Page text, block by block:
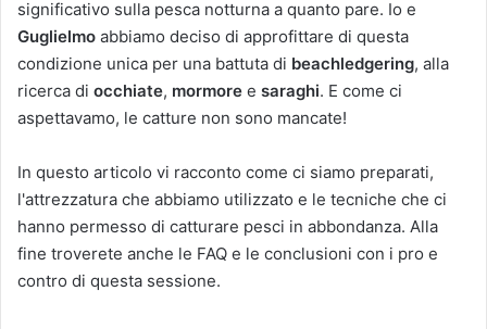
significativo sulla pesca notturna a quanto pare. Io e
Guglielmo abbiamo deciso di approfittare di questa
condizione unica per una battuta di beachledgering, alla
ricerca di occhiate, mormore e saraghi. E come ci
aspettavamo, le catture non sono mancate!
In questo articolo vi racconto come ci siamo preparati,
l'attrezzatura che abbiamo utilizzato e le tecniche che ci
hanno permesso di catturare pesci in abbondanza. Alla
fine troverete anche le FAQ e le conclusioni con i pro e
contro di questa sessione.